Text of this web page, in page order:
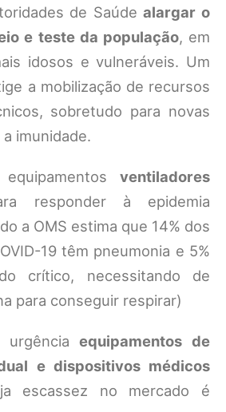
de Saúdealargar o
e teste da população, em
idosos e vulneráveis. Um
a mobilização de recursos
sobretudo para novas
imunidade.
ventiladores
responder à epidemia
a OMS estima que 14% dos
19 têm pneumonia e 5%
crítico, necessitando de
para conseguir respirar)
urgênciaequipamentos de
e dispositivos médicos
escassez no mercado é